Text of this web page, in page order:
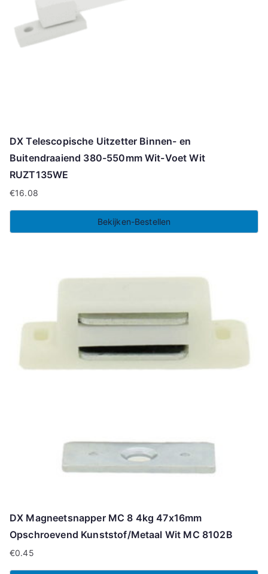
DX Telescopische Uitzetter Binnen- en
Buitendraaiend 380-550mm Wit-Voet Wit
RUZT135WE
€16.08
Bekijken-Bestellen
DX Magneetsnapper MC 8 4kg 47x16mm
Opschroevend Kunststof/Metaal Wit MC 8102B
€0.45